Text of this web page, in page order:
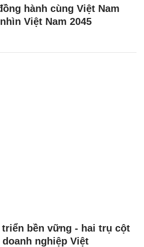
hành cùng Việt Nam
Việt Nam 2045
triển bền vững - hai trụ cột
nghiệp Việt